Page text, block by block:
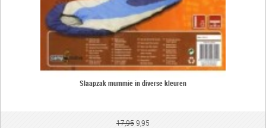
Slaapzak mummie in diverse kleuren
17,959,95